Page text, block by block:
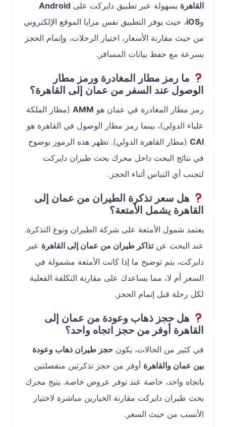
القاهرةبسهولة عبر تطبيق دايركت علىAndroid
، حيث يوفر التطبيق نفس مزايا الموقع الإلكتروني
من حيث مقارنة الأسعار، اختيار الرحلات، وإتمام الحجز
بسرعة مع حفظ بيانات المسافر.
ما رمز مطار المغادرة ورمز مطار
الوصول عند السفر من عمان إلى القاهرة؟
رمز مطار المغادرة في عمان هوAMM(مطار الملكة
علياء الدولي)، بينما رمز مطار الوصول في القاهرة هو
(مطار القاهرة الدولي). تظهر هذه الرموز بوضوح
في نتائج البحث داخل محرك بحث طيران دايركت
لتجنب أي التباس أثناء الحجز.
هل سعر تذكرة الطيران من عمان إلى
القاهرة يشمل الأمتعة؟
يعتمد شمول الأمتعة على شركة الطيران ونوع التذكرة.
عند البحث عنتذاكر طيران من عمان إلى القاهرةعبر
دايركت، يتم توضيح ما إذا كانت الأمتعة مشمولة في
السعر أم لا، مما يساعدك على مقارنة التكلفة الفعلية
لكل رحلة قبل إتمام الحجز.
هل حجز ذهاب وعودة من عمان إلى
القاهرة أوفر من حجز اتجاه واحد؟
في كثير من الحالات، يكون حجز طيران ذهاب وعودة
بين عمان والقاهرةأوفر من حجز تذكرتين منفصلتين
باتجاه واحد، خاصة عند توفر عروض خاصة. يتيح محرك
بحث طيران دايركت مقارنة الخيارين مباشرة لاختيار
الأنسب من حيث السعر.